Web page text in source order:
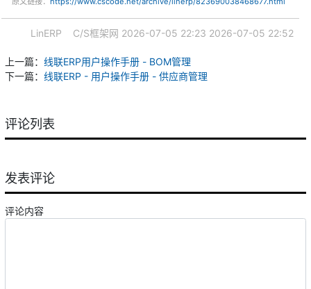
LinERP C/S框架网 2026-07-05 22:23 2026-07-05 22:52
上一篇： 线联ERP用户操作手册 - BOM管理
下一篇： 线联ERP - 用户操作手册 - 供应商管理
评论列表
发表评论
评论内容